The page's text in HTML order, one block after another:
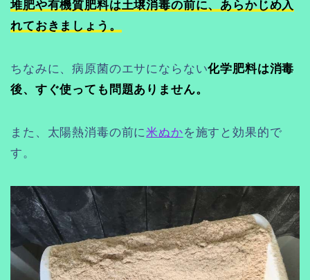
堆肥や有機質肥料は土壌消毒の前に、あらかじめ入
れておきましょう。
ちなみに、病原菌のエサにならない化学肥料は消毒
後、すぐ使っても問題ありません。
また、太陽熱消毒の前に米ぬかを施すと効果的で
す。